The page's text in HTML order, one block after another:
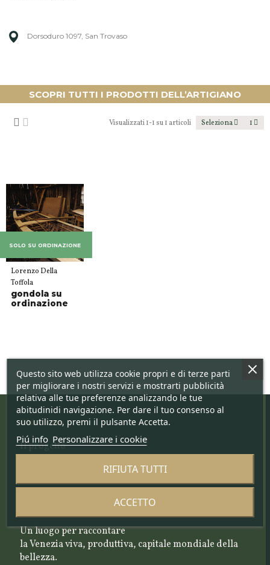
Dorsoduro 1097, San Trovaso
SCOPRI TUTTI I PRODOTTI DELL’ARTIGIANO
Visualizzati 1-1 su 1 articoli Seleziona 1
SOLO SU ORDINAZIONE
Lorenzo Della
Toffola
gondola su
ordinazione
Chi siamo
Il progetto
Il Comitato Scientifico
Blog e rassegna stampa
Un luogo per raccontare
la Venezia viva, produttiva, capitale mondiale della
bellezza.
Questo sito web utilizza cookie propri e di terze parti
per migliorare i nostri servizi e mostrarti pubblicità
relativa alle tue preferenze analizzando le tue
abitudinidi navigazione. Per dare il tuo consenso al
suo utilizzo, premi il pulsante Accetta.
Piú info Personalizzare i cookie
RIFIUTA TUTTI
ACCETTO